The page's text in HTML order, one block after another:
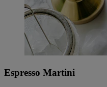
Espresso Martini